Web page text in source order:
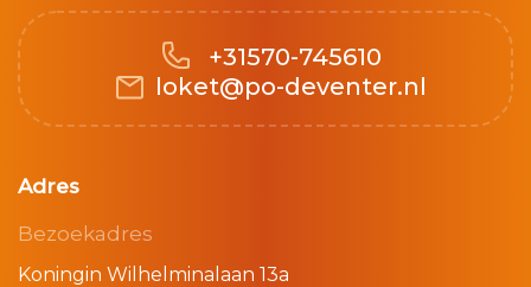
+31570-745610
loket@po-deventer.nl
Adres
Bezoekadres
Koningin Wilhelminalaan 13a